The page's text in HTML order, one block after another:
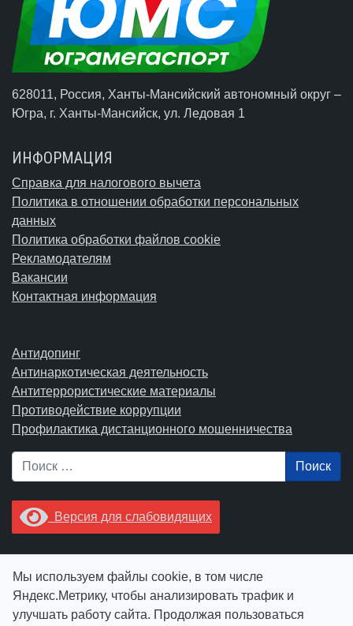
628011, Россия, Ханты-Мансийский автономный округ –
Югра, г. Ханты-Мансийск, ул. Ледовая 1
ИНФОРМАЦИЯ
Справка для налогового вычета
Политика в отношении обработки персональных
данных
Политика обработки файлов cookie
Рекламодателям
Вакансии
Контактная информация
Антидопинг
Антинаркотическая деятельность
Антитеррористические материалы
Противодействие коррупции
Профилактика дистанционного мошенничества
Поиск
Версия для слабовидящих
Ctrl+Enter.
Мы используем файлы cookie, в том числе
Яндекс.Метрику, чтобы анализировать трафик и
улучшать работу сайта. Продолжая пользоваться